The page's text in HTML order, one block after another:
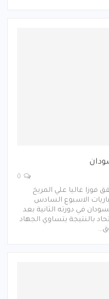
فوزا غاليا علي المريخ
الاسبوع السادس
في دورته الثانية بعد
بالنتيجة يتساوي الجهاد